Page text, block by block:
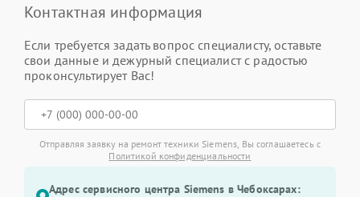
Контактная информация
Если требуется задать вопрос специалисту, оставьте
свои данные и дежурный специалист с радостью
проконсультирует Вас!
Отправляя заявку на ремонт техники Siemens, Вы соглашаетесь с
Политикой конфиденциальности
Адрес сервисного центра Siemens в Чебоксарах: